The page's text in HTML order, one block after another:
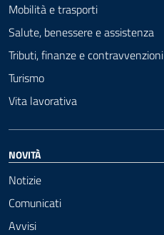
Mobilità e trasporti
Salute, benessere e assistenza
Tributi, finanze e contravvenzioni
Turismo
Vita lavorativa
NOVITÀ
Notizie
Comunicati
Avvisi